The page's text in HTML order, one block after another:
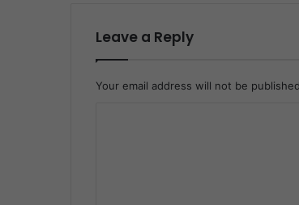
Leave a Reply
Your email address will not be